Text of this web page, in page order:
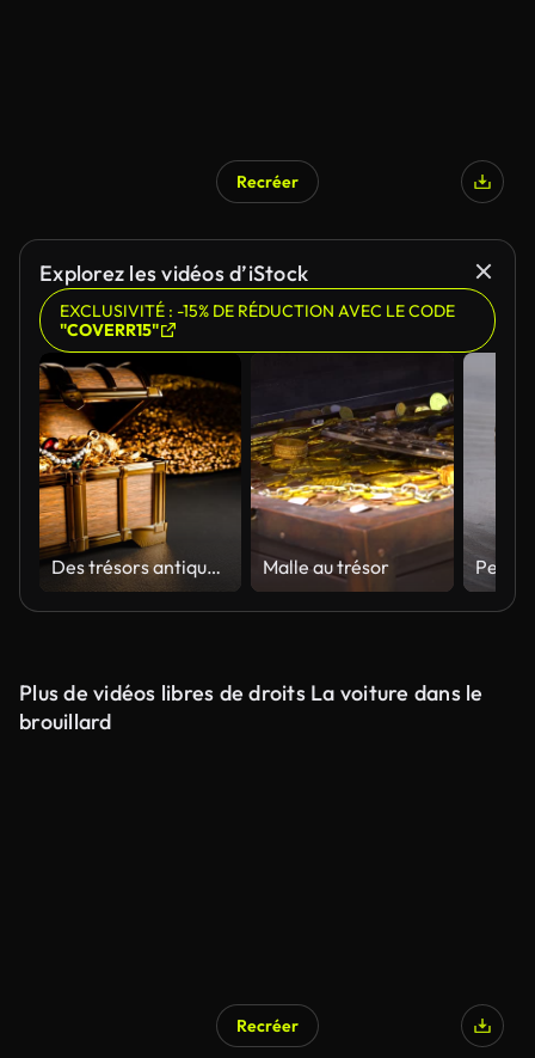
Recréer
Explorez les vidéos d’iStock
EXCLUSIVITÉ : -15% DE RÉDUCTION AVEC LE CODE
"COVERR15"
Des trésors antiques en or Emballés dans un coffre au trésor rétro. Malle au trésor
Plus de vidéos libres de droits La voiture dans le
brouillard
Recréer